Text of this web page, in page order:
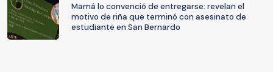
Mamá lo convenció de entregarse: revelan el
motivo de riña que terminó con asesinato de
estudiante en San Bernardo